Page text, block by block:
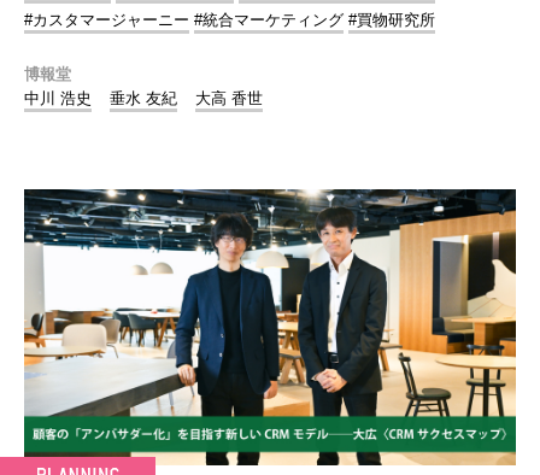
#カスタマージャーニー #統合マーケティング #買物研究所
博報堂
中川 浩史
垂水 友紀 大高 香世